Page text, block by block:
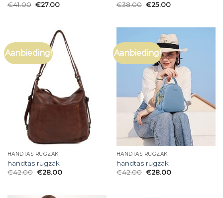
€41.00 €27.00
€38.00 €25.00
Aanbieding!
HANDTAS RUGZAK
handtas rugzak
€42.00 €28.00
Aanbieding!
HANDTAS RUGZAK
handtas rugzak
€42.00 €28.00